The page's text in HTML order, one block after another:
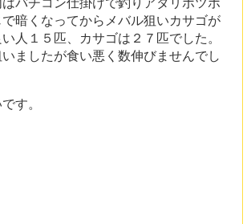
バチコン仕掛けで釣りアタリポツポ
暗くなってからメバル狙いカサゴが
人１５匹、カサゴは２７匹でした。
ましたが食い悪く数伸びませんでし
す。